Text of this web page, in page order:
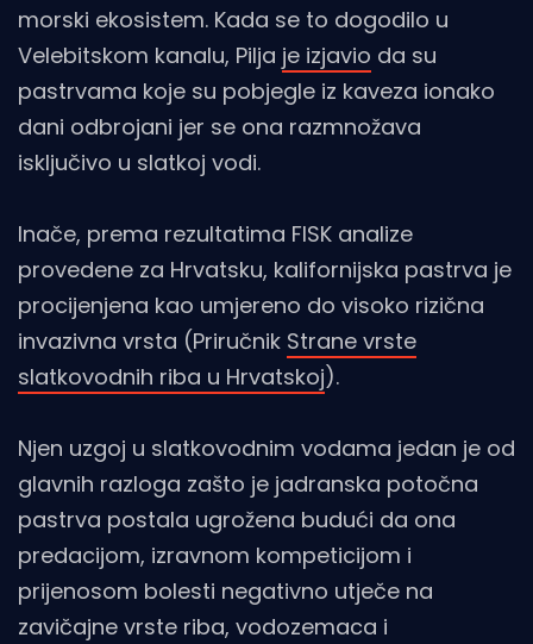
morski ekosistem. Kada se to dogodilo u
Velebitskom kanalu, Pilja je izjavio da su
pastrvama koje su pobjegle iz kaveza ionako
dani odbrojani jer se ona razmnožava
isključivo u slatkoj vodi.
Inače, prema rezultatima FISK analize
provedene za Hrvatsku, kalifornijska pastrva je
procijenjena kao umjereno do visoko rizična
invazivna vrsta (Priručnik Strane vrste
slatkovodnih riba u Hrvatskoj).
Njen uzgoj u slatkovodnim vodama jedan je od
glavnih razloga zašto je jadranska potočna
pastrva postala ugrožena budući da ona
predacijom, izravnom kompeticijom i
prijenosom bolesti negativno utječe na
zavičajne vrste riba, vodozemaca i